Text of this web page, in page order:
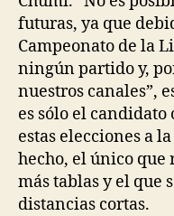
futuras, ya que
Campeonato de la
ningún partido y,
nuestros canales”,
es sólo el
estas elecciones a
hecho, el único que
más tablas y el que
distancias cortas.